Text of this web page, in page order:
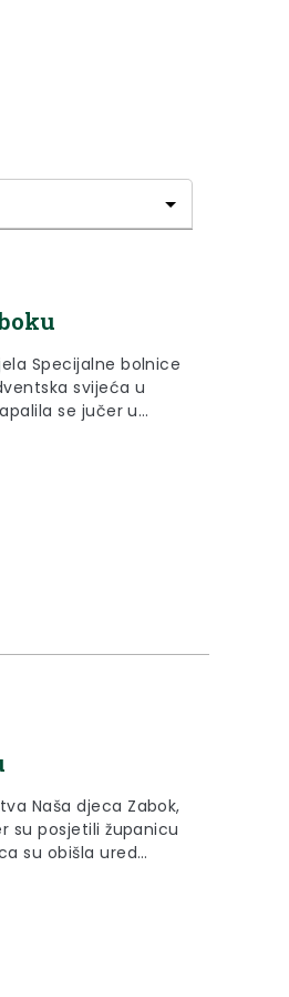
Specijalne bolnice
svijeća u
se jučer u
uz malu pomoć
Naša djeca Zabok,
su posjetili županicu
su obišla ured